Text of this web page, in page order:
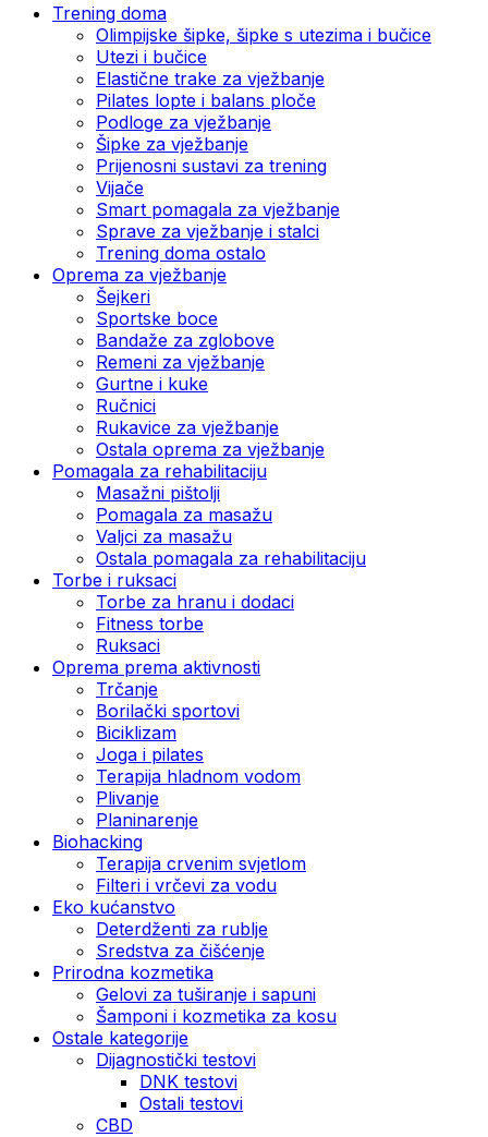
Trening doma
Olimpijske šipke, šipke s utezima i bučice
Utezi i bučice
Elastične trake za vježbanje
Pilates lopte i balans ploče
Podloge za vježbanje
Šipke za vježbanje
Prijenosni sustavi za trening
Vijače
Smart pomagala za vježbanje
Sprave za vježbanje i stalci
Trening doma ostalo
Oprema za vježbanje
Šejkeri
Sportske boce
Bandaže za zglobove
Remeni za vježbanje
Gurtne i kuke
Ručnici
Rukavice za vježbanje
Ostala oprema za vježbanje
Pomagala za rehabilitaciju
Masažni pištolji
Pomagala za masažu
Valjci za masažu
Ostala pomagala za rehabilitaciju
Torbe i ruksaci
Torbe za hranu i dodaci
Fitness torbe
Ruksaci
Oprema prema aktivnosti
Trčanje
Borilački sportovi
Biciklizam
Joga i pilates
Terapija hladnom vodom
Plivanje
Planinarenje
Biohacking
Terapija crvenim svjetlom
Filteri i vrčevi za vodu
Eko kućanstvo
Deterdženti za rublje
Sredstva za čišćenje
Prirodna kozmetika
Gelovi za tuširanje i sapuni
Šamponi i kozmetika za kosu
Ostale kategorije
Dijagnostički testovi
DNK testovi
Ostali testovi
CBD